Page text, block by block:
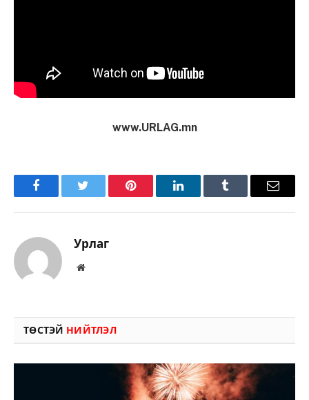
www.URLAG.mn
FacebookTwitter Pinterest LinkedInTumblr Имэйл
Урлаг
Вэбсайт
ТӨСТЭЙ НИЙТЛЭЛ